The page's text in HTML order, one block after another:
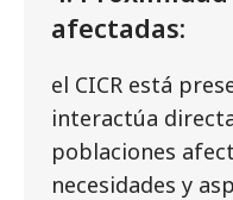
afectadas:
el CICR está
interactúa
poblaciones
necesidades y